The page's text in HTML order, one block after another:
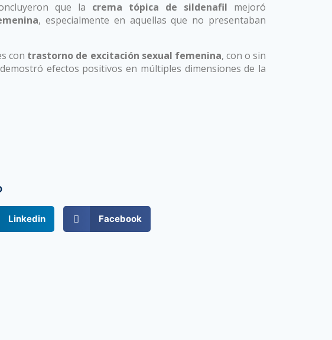
que la crema tópica de sildenafil mejoró
, especialmente en aquellas que no presentaban
con trastorno de excitación sexual femenina, con o sin
demostró efectos positivos en múltiples dimensiones de la
Linkedin Facebook